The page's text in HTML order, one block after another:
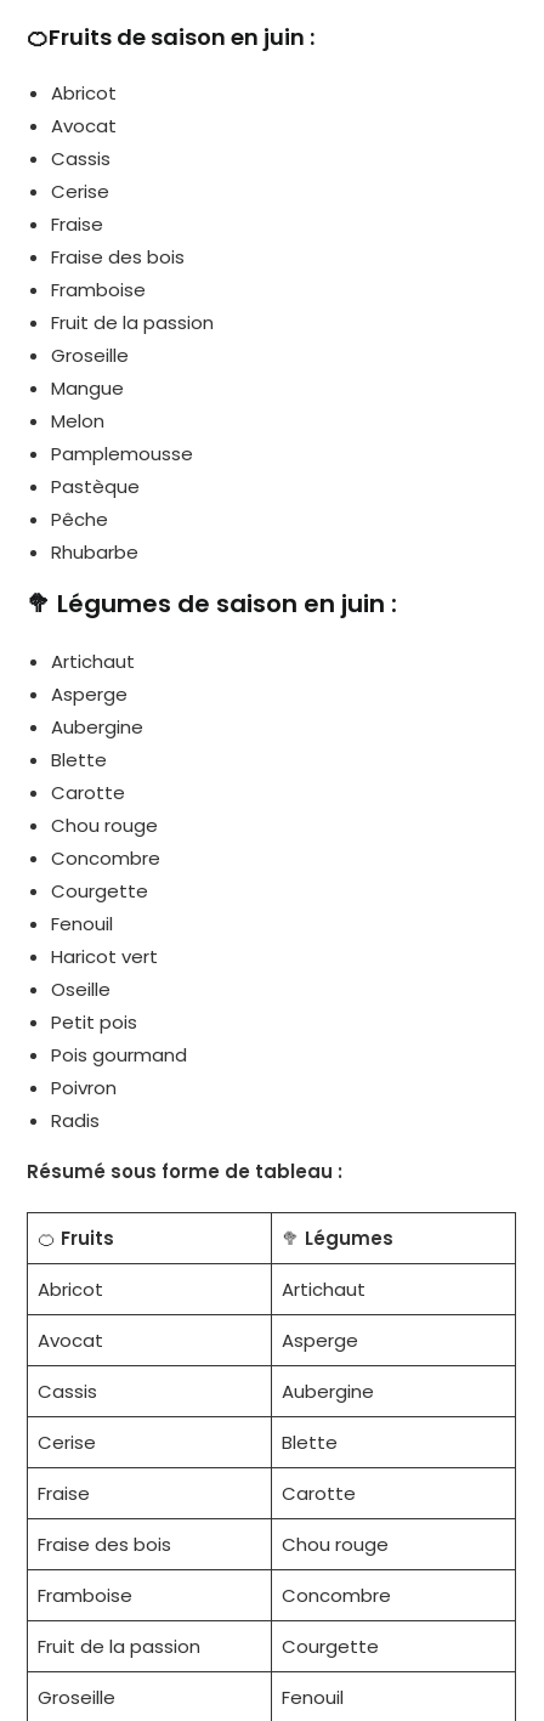
🍊Fruits de saison en juin :
Abricot
Avocat
Cassis
Cerise
Fraise
Fraise des bois
Framboise
Fruit de la passion
Groseille
Mangue
Melon
Pamplemousse
Pastèque
Pêche
Rhubarbe
🥦 Légumes de saison en juin :
Artichaut
Asperge
Aubergine
Blette
Carotte
Chou rouge
Concombre
Courgette
Fenouil
Haricot vert
Oseille
Petit pois
Pois gourmand
Poivron
Radis
Résumé sous forme de tableau :
🍊 Fruits 🥦 Légumes
Abricot
Artichaut
Avocat
Asperge
Cassis
Aubergine
Cerise
Blette
Fraise
Carotte
Fraise des bois
Chou rouge
Framboise
Concombre
Fruit de la passion
Courgette
Groseille
Fenouil